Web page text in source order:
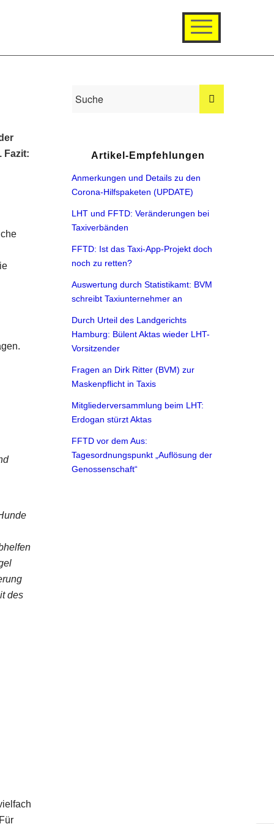
Fazit:
des
Artikel-Empfehlungen
Anmerkungen und Details zu den
Corona-Hilfspaketen (UPDATE)
LHT und FFTD: Veränderungen bei
Taxiverbänden
FFTD: Ist das Taxi-App-Projekt doch
noch zu retten?
Auswertung durch Statistikamt: BVM
schreibt Taxiunternehmer an
Durch Urteil des Landgerichts
Hamburg: Bülent Aktas wieder LHT-
Vorsitzender
Fragen an Dirk Ritter (BVM) zur
Maskenpflicht in Taxis
Mitgliederversammlung beim LHT:
Erdogan stürzt Aktas
FFTD vor dem Aus:
Tagesordnungspunkt „Auflösung der
Genossenschaft“